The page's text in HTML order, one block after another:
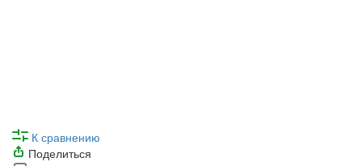
К сравнению
Поделиться